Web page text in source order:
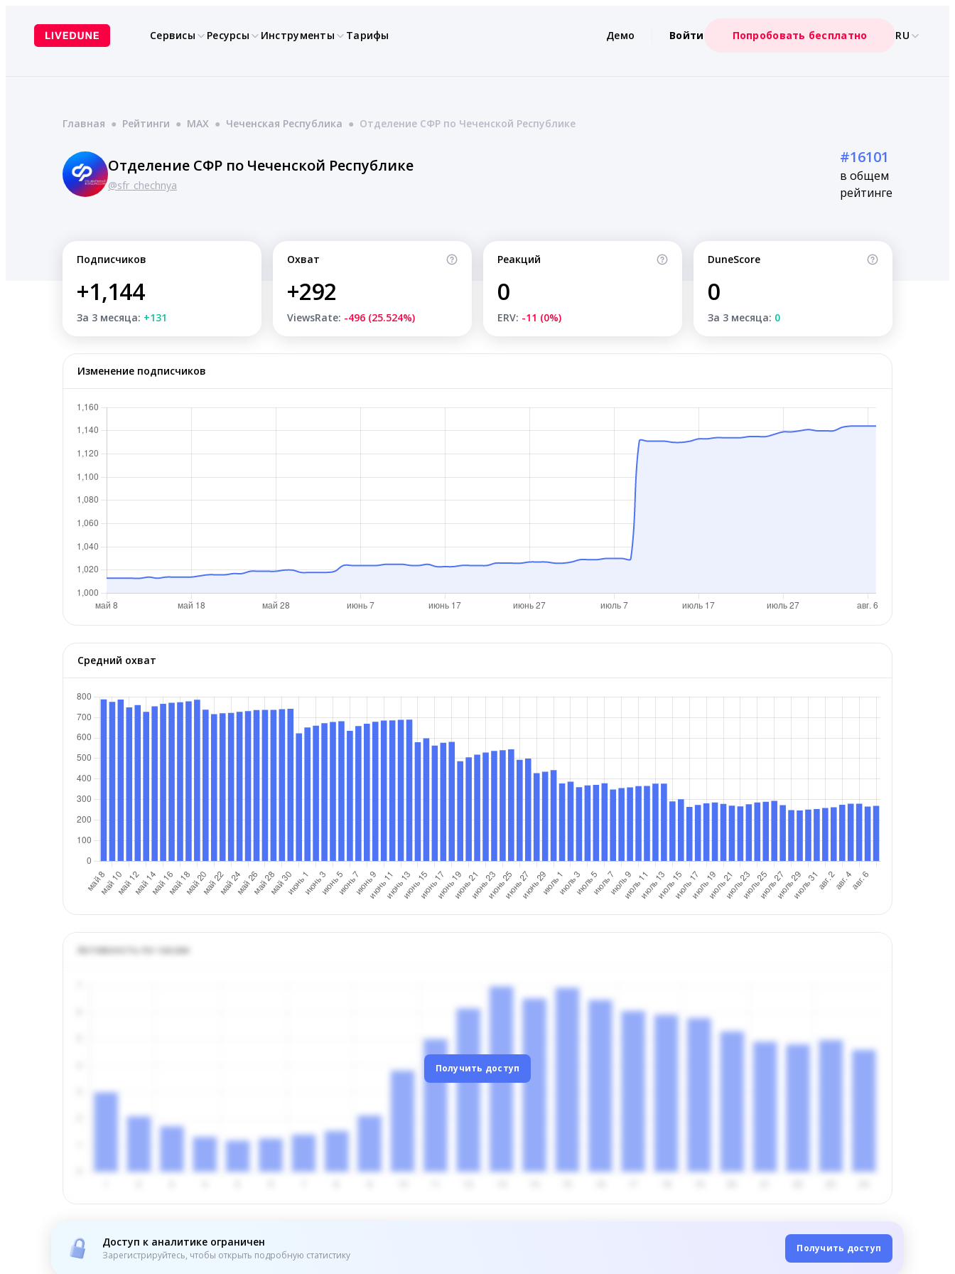
содержимому
Сервисы Ресурсы Инструменты Тарифы Демо Войти Попробовать бесплатно RU
Главная ● Рейтинги ● MAX ● Чеченская Республика ● Отделение СФР по Чеченской Республике
Отделение СФР по Чеченской Республике
@sfr_chechnya
#16101
в общем
рейтинге
Подписчиков
+1,144
За 3 месяца: +131
Охват
+292
ViewsRate: -496 (25.524%)
Реакций
0
ERV: -11 (0%)
DuneScore
0
За 3 месяца: 0
Изменение подписчиков
Средний охват
Активность по часам
Получить доступ
Доступ к аналитике ограничен
Зарегистрируйтесь, чтобы открыть подробную статистику
Получить доступ